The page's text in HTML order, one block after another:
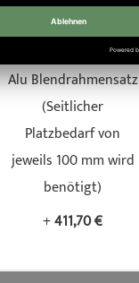
Alu Blendrahmensatz
(Seitlicher
Platzbedarf von
jeweils 100 mm wird
benötigt)
+411,70 €